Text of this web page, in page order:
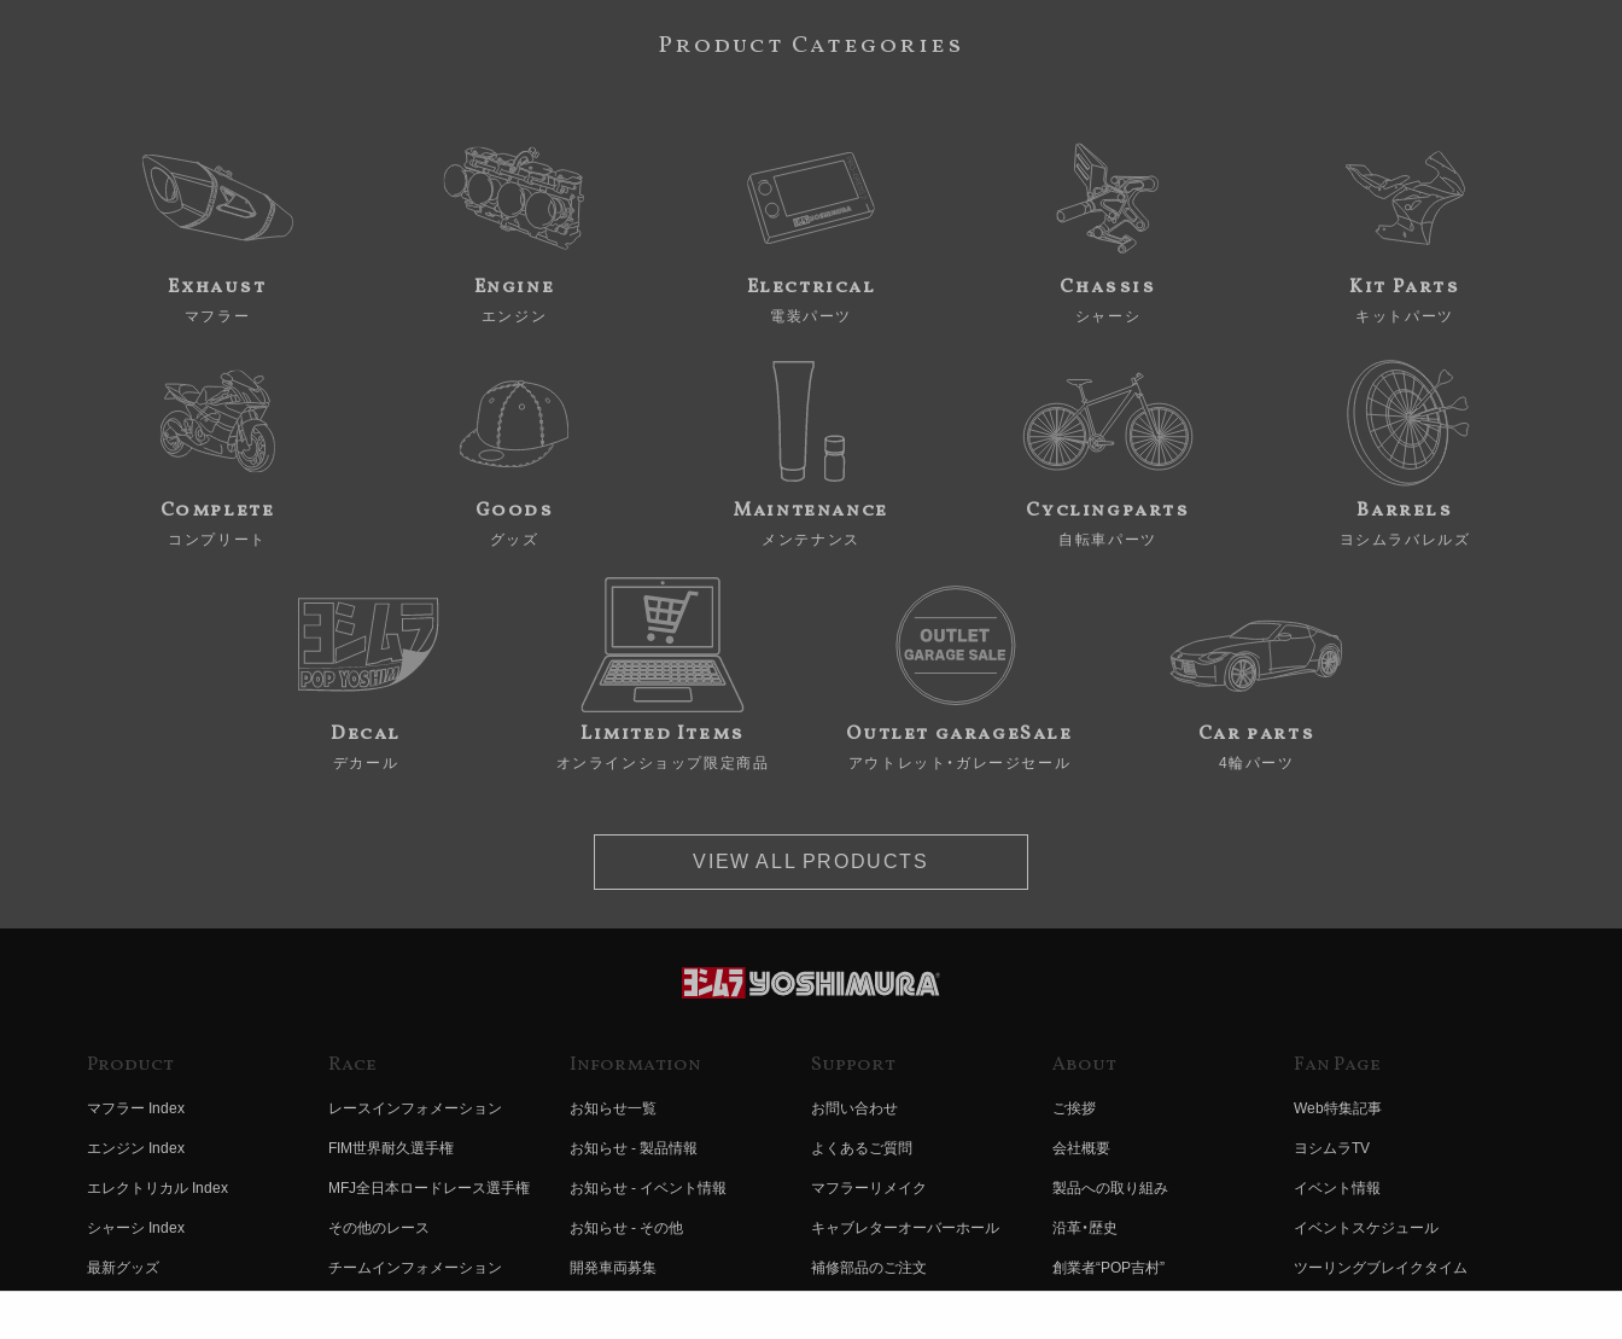
Product Categories
Exhaust
マフラー
Engine
エンジン
Electrical
電装パーツ
Chassis
シャーシ
Kit Parts
キットパーツ
Complete
コンプリート
Goods
グッズ
Maintenance
メンテナンス
Cyclingparts
自転車パーツ
Barrels
ヨシムラバレルズ
Decal
デカール
Limited Items
オンラインショップ限定商品
Outlet garageSale
アウトレット・ガレージセール
Car parts
4輪パーツ
VIEW ALL PRODUCTS
Product
マフラー Index
エンジン Index
エレクトリカル Index
シャーシ Index
最新グッズ
Race
レースインフォメーション
FIM世界耐久選手権
MFJ全日本ロードレース選手権
その他のレース
チームインフォメーション
Information
お知らせ一覧
お知らせ - 製品情報
お知らせ - イベント情報
お知らせ - その他
開発車両募集
Support
お問い合わせ
よくあるご質問
マフラーリメイク
キャブレターオーバーホール
補修部品のご注文
About
ご挨拶
会社概要
製品への取り組み
沿革・歴史
創業者“POP吉村”
Fan Page
Web特集記事
ヨシムラTV
イベント情報
イベントスケジュール
ツーリングブレイクタイム